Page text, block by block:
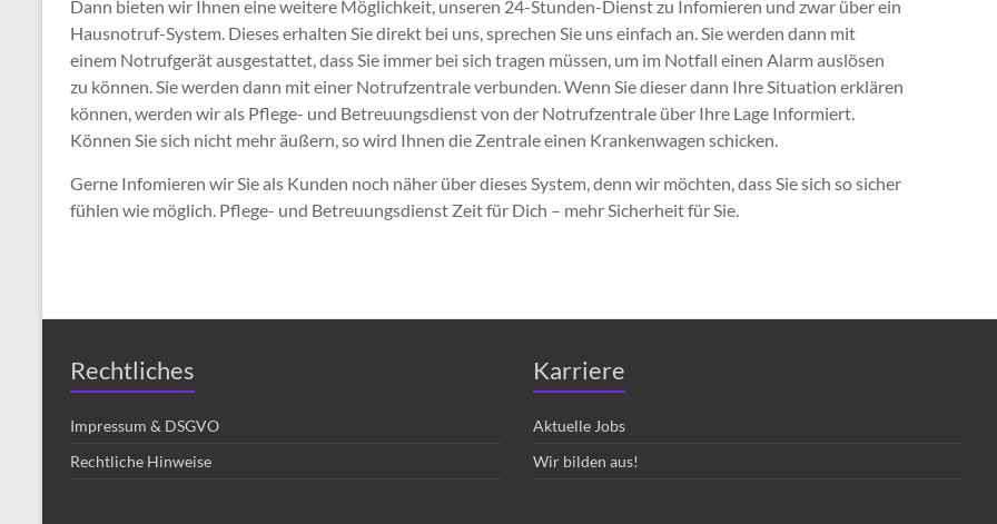
Dann bieten wir Ihnen eine weitere Möglichkeit, unseren 24-Stunden-Dienst zu Infomieren und zwar über ein
Hausnotruf-System. Dieses erhalten Sie direkt bei uns, sprechen Sie uns einfach an. Sie werden dann mit
einem Notrufgerät ausgestattet, dass Sie immer bei sich tragen müssen, um im Notfall einen Alarm auslösen
zu können. Sie werden dann mit einer Notrufzentrale verbunden. Wenn Sie dieser dann Ihre Situation erklären
können, werden wir als Pflege- und Betreuungsdienst von der Notrufzentrale über Ihre Lage Informiert.
Können Sie sich nicht mehr äußern, so wird Ihnen die Zentrale einen Krankenwagen schicken.
Gerne Infomieren wir Sie als Kunden noch näher über dieses System, denn wir möchten, dass Sie sich so sicher
fühlen wie möglich. Pflege- und Betreuungsdienst Zeit für Dich – mehr Sicherheit für Sie.
Rechtliches
Impressum & DSGVO
Rechtliche Hinweise
Karriere
Aktuelle Jobs
Wir bilden aus!